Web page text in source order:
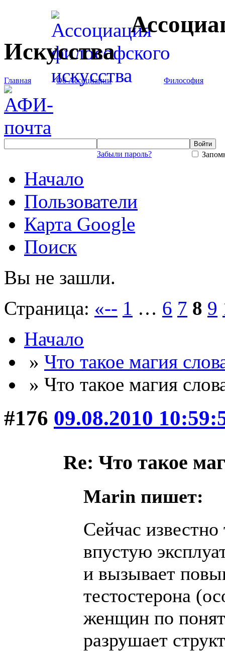
Искусства
Главная Об Ассоциации Философия
Забыли пароль?
Начало
Пользователи
Карта Google
Поиск
Вы не зашли.
Страница: «-- 1 … 6 7 8 9
Начало
» Что такое магия
» Что такое магия
#176 09.08.2010
Re: Что такое
Marin пишет:
Сейчас
впустую
и вызывает
тестостерона
женщин по
разрушает